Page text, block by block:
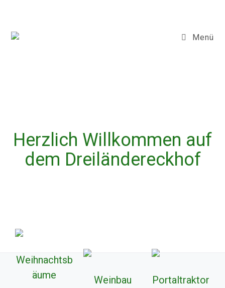
Menü
Herzlich Willkommen auf
dem Dreiländereckhof
Weihnachtsb
äume
Weinbau
Portaltraktor